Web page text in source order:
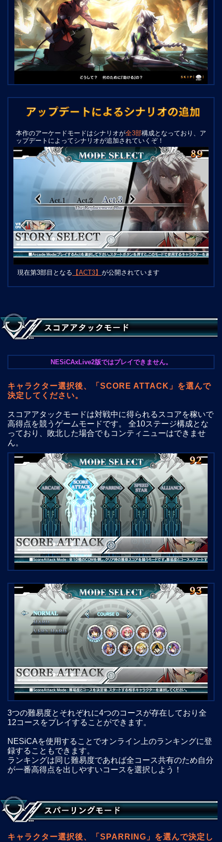
本作のアーケードモードはシナリオが全3部構成となっており、ア
ップデートによってシナリオが追加されていくぞ！
現在第3部目となる 【ACT3】 が公開されています
NESiCAxLive2版ではプレイできません。
キャラクター選択後、「SCORE ATTACK」を選んで
決定してください。
スコアアタックモードは対戦中に得られるスコアを稼いで
高得点を競うゲームモードです。 全10ステージ構成とな
っており、敗北した場合でもコンティニューはできませ
ん。
3つの難易度とそれぞれに4つのコースが存在しており全
12コースをプレイすることができます。
NESiCAを使用することでオンライン上のランキングに登
録することもできます。
ランキングは同じ難易度であれば全コース共有のため自分
が一番高得点を出しやすいコースを選択しよう！
キャラクター選択後、「SPARRING」を選んで決定し